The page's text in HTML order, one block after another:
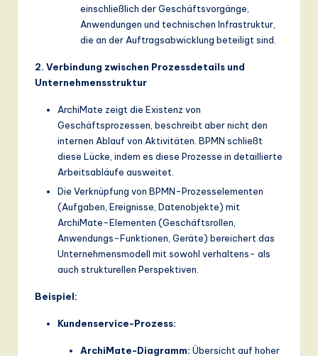
einschließlich der Geschäftsvorgänge,
Anwendungen und technischen Infrastruktur,
die an der Auftragsabwicklung beteiligt sind.
2. Verbindung zwischen Prozessdetails und
Unternehmensstruktur
ArchiMate zeigt die Existenz von
Geschäftsprozessen, beschreibt aber nicht den
internen Ablauf von Aktivitäten. BPMN schließt
diese Lücke, indem es diese Prozesse in detaillierte
Arbeitsabläufe ausweitet.
Die Verknüpfung von BPMN-Prozesselementen
(Aufgaben, Ereignisse, Datenobjekte) mit
ArchiMate-Elementen (Geschäftsrollen,
Anwendungs-Funktionen, Geräte) bereichert das
Unternehmensmodell mit sowohl verhaltens- als
auch strukturellen Perspektiven.
Beispiel:
Kundenservice-Prozess:
ArchiMate-Diagramm: Übersicht auf hoher